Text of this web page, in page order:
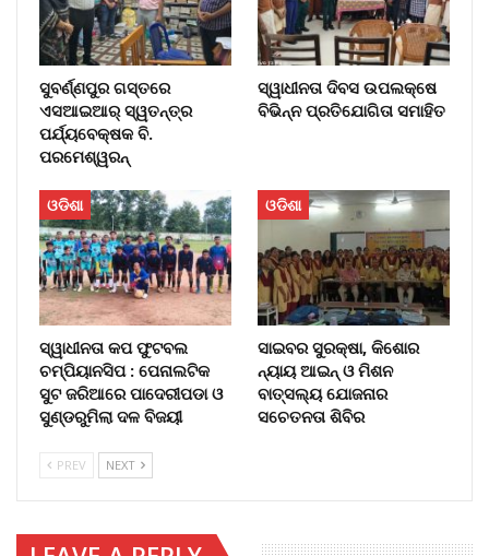
ସୁବର୍ଣ୍ଣପୁର ଗସ୍ତରେ
ଏସଆଇଆର୍ ସ୍ୱତନ୍ତ୍ର
ପର୍ଯ୍ୟବେକ୍ଷକ ବି.
ପରମେଶ୍ୱରନ୍
ସ୍ୱାଧୀନତା ଦିବସ ଉପଲକ୍ଷେ
ବିଭିନ୍ନ ପ୍ରତିଯୋଗିତା ସମାହିତ
ଓଡିଶା
ସ୍ୱାଧୀନତା କପ ଫୁଟବଲ
ଚମ୍ପିୟାନସିପ : ପେନାଲଟିକ
ସୁଟ ଜରିଆରେ ପାଦେରୀପଡା ଓ
ସୁଣ୍ଡରୁମିଲା ଦଳ ବିଜୟୀ
ଓଡିଶା
ସାଇବର ସୁରକ୍ଷା, କିଶୋର
ନ୍ୟାୟ ଆଇନ୍ ଓ ମିଶନ
ବାତ୍ସଲ୍ୟ ଯୋଜନାର
ସଚେତନତା ଶିବିର
PREV NEXT